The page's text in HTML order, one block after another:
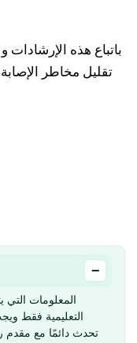
باتباع هذه الإرشادات و
تقليل مخاطر
−
المعلومات التي
التعليمية فقط
تحدث دائمًا مع